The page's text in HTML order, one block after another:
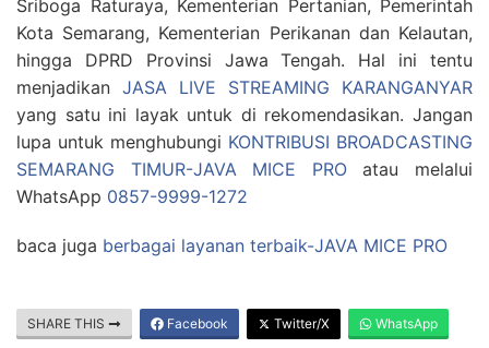
Sriboga Raturaya, Kementerian Pertanian, Pemerintah
Kota Semarang, Kementerian Perikanan dan Kelautan,
hingga DPRD Provinsi Jawa Tengah. Hal ini tentu
menjadikan JASA LIVE STREAMING KARANGANYAR
yang satu ini layak untuk di rekomendasikan. Jangan
lupa untuk menghubungi KONTRIBUSI BROADCASTING
SEMARANG TIMUR-JAVA MICE PROatau melalui
WhatsApp 0857-9999-1272
baca juga berbagai layanan terbaik-JAVA MICE PRO
SHARE THIS Facebook Twitter/X WhatsApp